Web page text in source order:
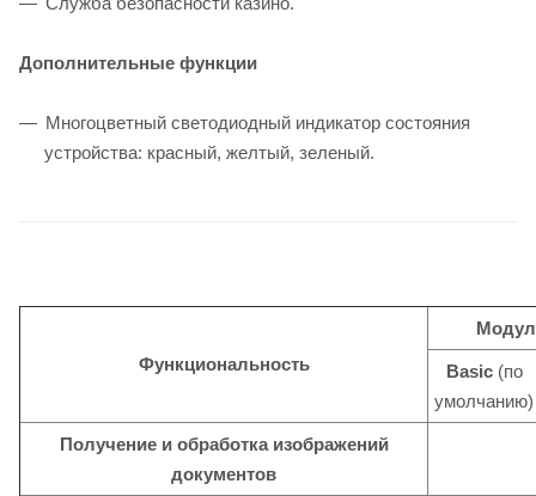
Дополнительные функции
Многоцветный светодиодный индикатор состояния
устройства: красный, желтый, зеленый.
Функциональность Basic(по
умолчанию)
Получение и обработка изображений
документов